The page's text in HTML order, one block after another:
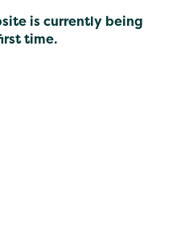
is currently being
time.